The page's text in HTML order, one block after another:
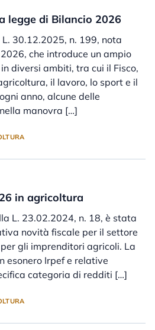
legge di Bilancio 2026
30.12.2025, n. 199, nota
che introduce un ampio
diversi ambiti, tra cui il Fisco,
il lavoro, lo sport e il
anno, alcune delle
manovra […]
in agricoltura
L. 23.02.2024, n. 18, è stata
novità fiscale per il settore
gli imprenditori agricoli. La
esonero Irpef e relative
categoria di redditi […]